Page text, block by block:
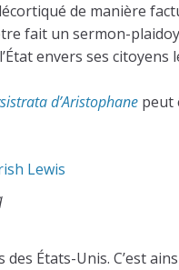
de manière
un sermon-
envers ses citoyens
d’Aristophane peut
États-Unis. C’est